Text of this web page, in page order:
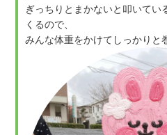
ぎっちりとまかないと叩いてい
くるので、
みんな体重をかけてしっかりと